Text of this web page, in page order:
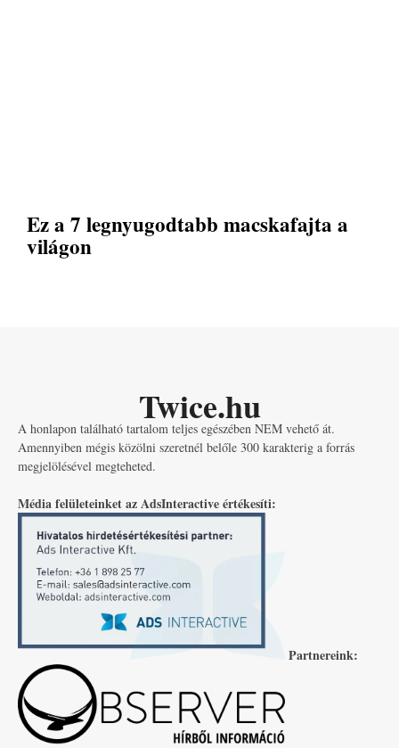
Ez a 7 legnyugodtabb macskafajta a
világon
Twice.hu
A honlapon található tartalom teljes egészében NEM vehető át.
Amennyiben mégis közölni szeretnél belőle 300 karakterig a forrás
megjelölésével megteheted.
Média felületeinket az AdsInteractive értékesíti:
Partnereink: